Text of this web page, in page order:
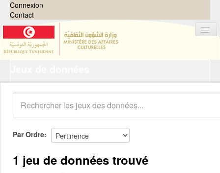
Connexion
Contact
Organisations
Groupes
Demandes 0
À propos
Par Ordre
1 jeu de données trouvé